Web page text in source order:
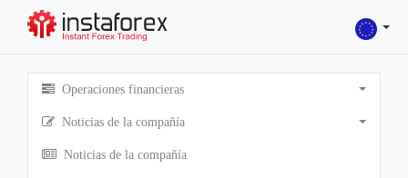
Operaciones financieras
Noticias de la compañía
Noticias de la compañía